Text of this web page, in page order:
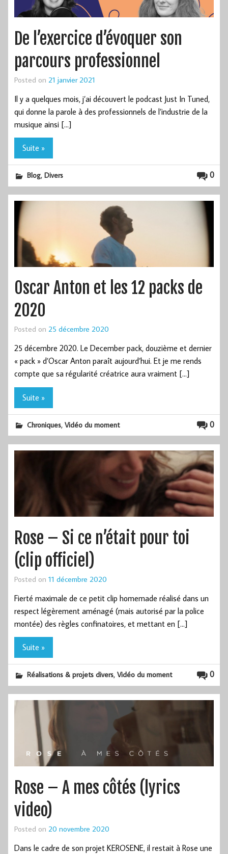
De l’exercice d’évoquer son
parcours professionnel
Posted on 21 janvier 2021
Il y a quelques mois, j’ai découvert le podcast Just In Tuned,
qui donne la parole à des professionnels de l’industrie de la
musique ainsi […]
Suite »
0
Blog,Divers
Oscar Anton et les 12 packs de
2020
Posted on 25 décembre 2020
25 décembre 2020. Le December pack, douzième et dernier
« pack » d’Oscar Anton paraît aujourd’hui. Et je me rends
compte que sa régularité créatrice aura vraiment […]
Suite »
0
Chroniques,Vidéo du moment
Rose – Si ce n’était pour toi
(clip officiel)
Posted on 11 décembre 2020
Fierté maximale de ce petit clip homemade réalisé dans un
respect légèrement aménagé (mais autorisé par la police
montée) des règles confinatoires, et mettant en […]
Suite »
0
Réalisations & projets divers,Vidéo du moment
Rose – A mes côtés (lyrics
video)
Posted on 20 novembre 2020
Dans le cadre de son projet KEROSENE, il restait à Rose une